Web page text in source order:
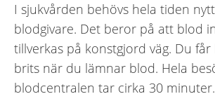
I sjukvården behövs hela tiden
blodgivare. Det beror på att blod
tillverkas på konstgjord väg. Du
brits när du lämnar blod. Hela
blodcentralen tar cirka 30 minuter.